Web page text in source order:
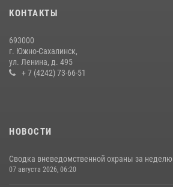
оборота оружия
КОНТАКТЫ
693000
г. Южно-Сахалинск,
ул. Ленина, д. 495
+ 7 (4242) 73-66-51
НОВОСТИ
Сводка вневедомственной охраны за неделю
07 августа 2026, 06:20